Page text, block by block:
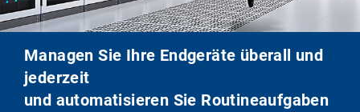
Managen Sie Ihre Endgeräte überall und
jederzeit
und automatisieren Sie Routineaufgaben